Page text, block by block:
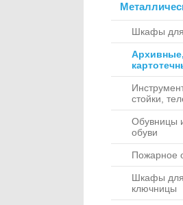
Шкафы
Архивные,
стойки,
Обувницы
обуви
Пожарное
Шкафы для
ключницы